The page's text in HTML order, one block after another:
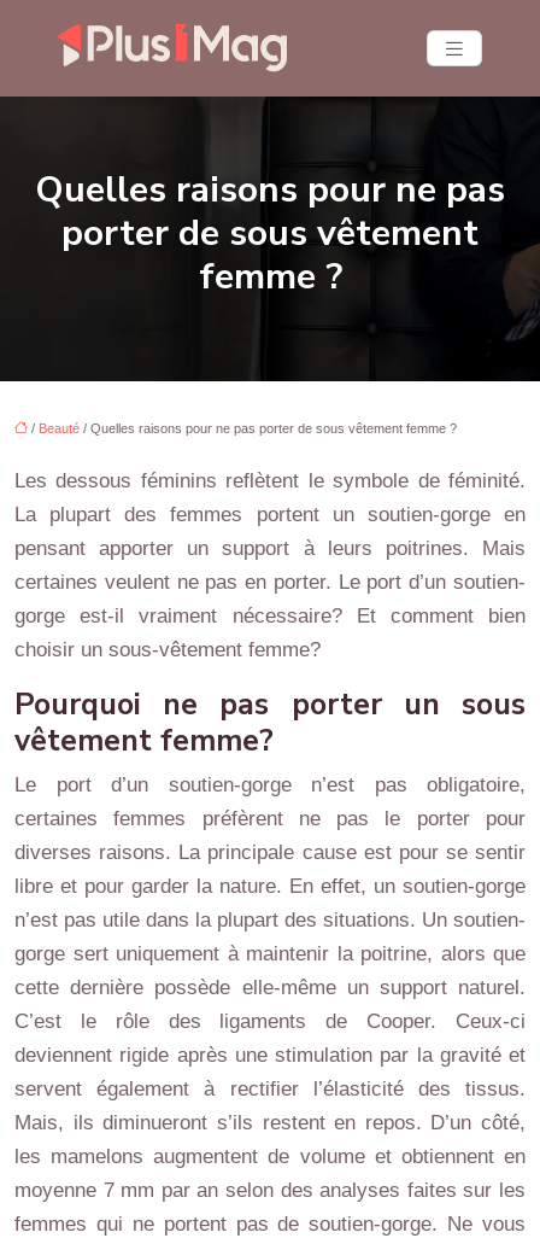
Quelles raisons pour ne pas
porter de sous vêtement
femme ?
/ Beauté / Quelles raisons pour ne pas porter de sous vêtement femme ?
Les dessous féminins reflètent le symbole de féminité.
La plupart des femmes portent un soutien-gorge en
pensant apporter un support à leurs poitrines. Mais
certaines veulent ne pas en porter. Le port d’un soutien-
gorge est-il vraiment nécessaire? Et comment bien
choisir un sous-vêtement femme?
Pourquoi ne pas porter un sous
vêtement femme?
Le port d’un soutien-gorge n’est pas obligatoire,
certaines femmes préfèrent ne pas le porter pour
diverses raisons. La principale cause est pour se sentir
libre et pour garder la nature. En effet, un soutien-gorge
n’est pas utile dans la plupart des situations. Un soutien-
gorge sert uniquement à maintenir la poitrine, alors que
cette dernière possède elle-même un support naturel.
C’est le rôle des ligaments de Cooper. Ceux-ci
deviennent rigide après une stimulation par la gravité et
servent également à rectifier l’élasticité des tissus.
Mais, ils diminueront s’ils restent en repos. D’un côté,
les mamelons augmentent de volume et obtiennent en
moyenne 7 mm par an selon des analyses faites sur les
femmes qui ne portent pas de soutien-gorge. Ne vous